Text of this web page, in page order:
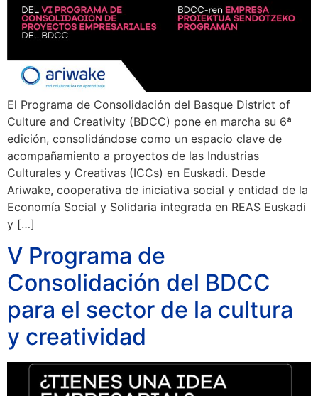
El Programa de Consolidación del Basque District of
Culture and Creativity (BDCC) pone en marcha su 6ª
edición, consolidándose como un espacio clave de
acompañamiento a proyectos de las Industrias
Culturales y Creativas (ICCs) en Euskadi. Desde
Ariwake, cooperativa de iniciativa social y entidad de la
Economía Social y Solidaria integrada en REAS Euskadi
y […]
V Programa de
Consolidación del BDCC
para el sector de la cultura
y creatividad